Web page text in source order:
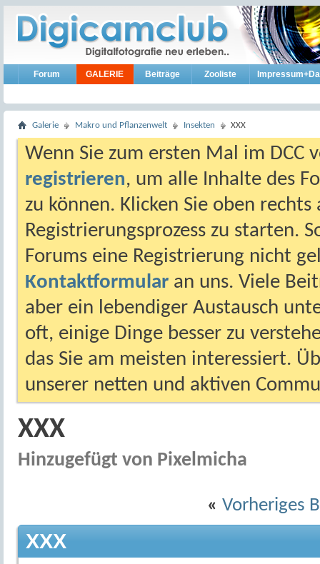
Forum GALERIE Beiträge Zooliste
Galerie Makro und Pflanzenwelt Insekten XXX
Wenn Sie zum ersten Mal im DCC
registrieren, um alle Inhalte des
zu können. Klicken Sie oben
Registrierungsprozess zu starten.
Forums eine Registrierung nicht
Kontaktformular an uns. Viele
aber ein lebendiger Austausch
oft, einige Dinge besser zu
das Sie am meisten interessiert.
unserer netten und aktiven
XXX
Hinzugefügt von Pixelmicha
« Vorheriges
XXX